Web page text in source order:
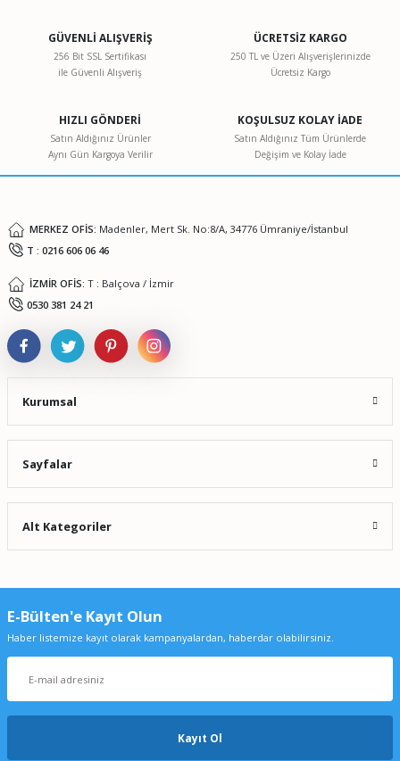
Görüş ve önerileriniz için teşekkür ederiz.
Ürün resmi kalitesiz, bozuk veya görüntülenemiyor.
Ürün bilgilerinde hatalar bulunuyor.
Ürün fiyatı diğer sitelerden daha pahalı.
GÜVENLİ ALIŞVERİŞ
256 Bit SSL Sertifikası
ile Güvenli Alışveriş
ÜCRETSİZ KARGO
250 TL ve Üzeri Alışverişlerinizde
Ücretsiz Kargo
HIZLI GÖNDERİ
Satın Aldığınız Ürünler
Aynı Gün Kargoya Verilir
KOŞULSUZ KOLAY İADE
Satın Aldığınız Tüm Ürünlerde
Değişim ve Kolay İade
MERKEZ OFİS: Madenler, Mert Sk. No:8/A, 34776 Ümraniye/İstanbul
T : 0216 606 06 46
İZMİR OFİS: T : Balçova / İzmir
0530 381 24 21
Kurumsal
Sayfalar
Alt Kategoriler
E-Bülten'e Kayıt Olun
Haber listemize kayıt olarak kampanyalardan, haberdar olabilirsiniz.
Kayıt Ol